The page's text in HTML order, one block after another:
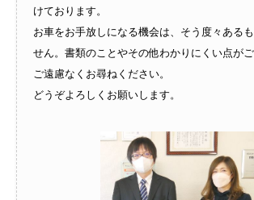
けております。
お車をお手放しになる機会は、そう度々ある
せん。書類のことやその他わかりにくい点がご
ご遠慮なくお尋ねください。
どうぞよろしくお願いします。